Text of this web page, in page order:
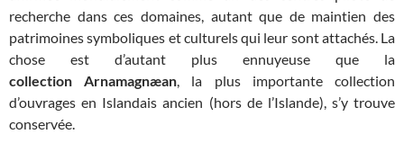
recherche dans ces domaines, autant que de maintien des
patrimoines symboliques et culturels qui leur sont attachés. La
chose est d’autant plus ennuyeuse que la
collection Arnamagnæan, la plus importante collection
d’ouvrages en Islandais ancien (hors de l’Islande), s’y trouve
conservée.